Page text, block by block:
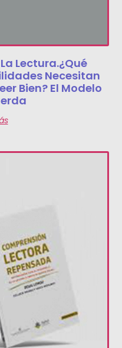
Lectura.¿Qué
Necesitan
Bien? El Modelo